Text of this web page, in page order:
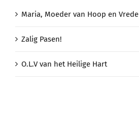
Maria, Moeder van Hoop en Vrede
Zalig Pasen!
O.L.V van het Heilige Hart